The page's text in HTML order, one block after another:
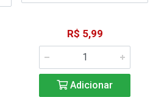
R$ 5,99
Adicionar